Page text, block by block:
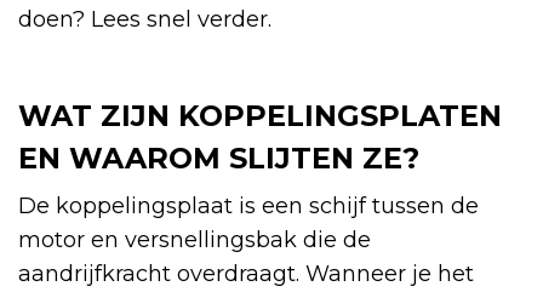
doen? Lees snel verder.
WAT ZIJN KOPPELINGSPLATEN
EN WAAROM SLIJTEN ZE?
De koppelingsplaat is een schijf tussen de
motor en versnellingsbak die de
aandrijfkracht overdraagt. Wanneer je het